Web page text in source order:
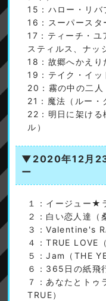
15：ハロー・リバ
16：スーパースタ
17：ティーチ・ユ
スティルス、ナッ
18：故郷へかえり
19：テイク・イッ
20：霧の中の二人
21：魔法（ルー・
22：明日に架ける
ル）
▼2020年12月
ー
１：イージュー★
２：白い恋人達（
３：Valentine's
４：TRUE LOVE
５：Jam（THE
６：365日の紙飛
７：あなたとトゥ
TRUE）